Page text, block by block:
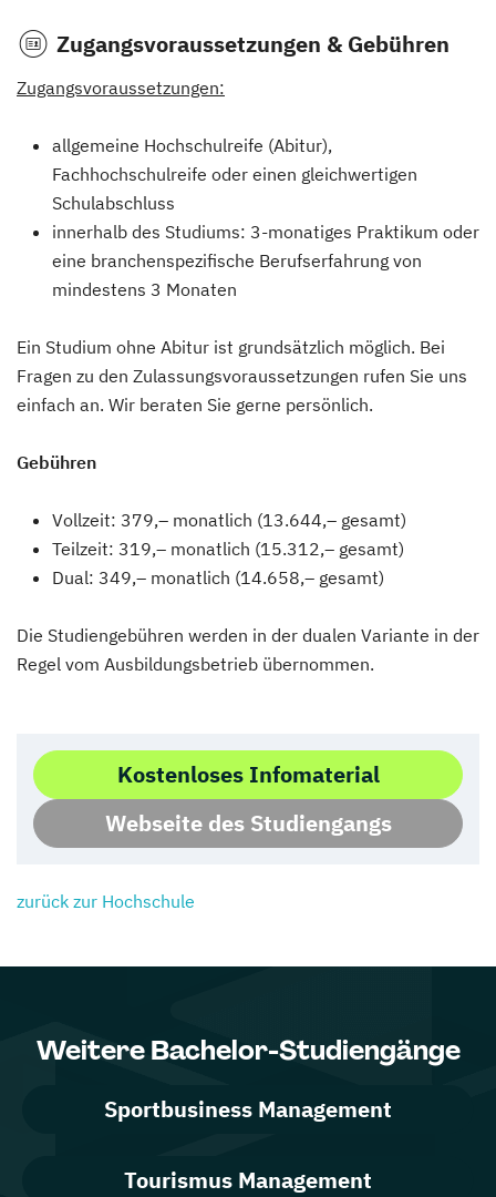
Zugangsvoraussetzungen & Gebühren
Zugangsvoraussetzungen:
allgemeine Hochschulreife (Abitur),
Fachhochschulreife oder einen gleichwertigen
Schulabschluss
innerhalb des Studiums: 3-monatiges Praktikum oder
eine branchenspezifische Berufserfahrung von
mindestens 3 Monaten
Ein Studium ohne Abitur ist grundsätzlich möglich. Bei
Fragen zu den Zulassungsvoraussetzungen rufen Sie uns
einfach an. Wir beraten Sie gerne persönlich.
Gebühren
Vollzeit: 379,– monatlich (13.644,– gesamt)
Teilzeit: 319,– monatlich (15.312,– gesamt)
Dual: 349,– monatlich (14.658,– gesamt)
Die Studiengebühren werden in der dualen Variante in der
Regel vom Ausbildungsbetrieb übernommen.
Kostenloses Infomaterial
Webseite des Studiengangs
zurück zur Hochschule
Weitere Bachelor-Studiengänge
Sportbusiness Management
Tourismus Management